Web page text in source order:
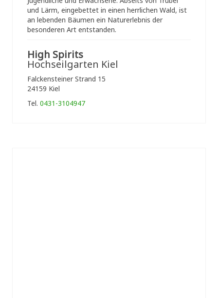
und Lärm, eingebettet in einen herrlichen Wald, ist
an lebenden Bäumen ein Naturerlebnis der
besonderen Art entstanden.
High Spirits
Hochseilgarten Kiel
Falckensteiner Strand 15
24159 Kiel
Tel. 0431-3104947